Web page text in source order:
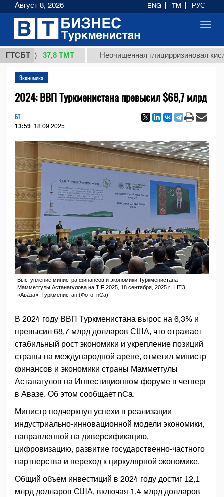
ГТСБТ
37,8 ТМТ Неочищенная глицирризиновая кислота
Экономика
2024: ВВП Туркменистана превысил $68,7 млрд
БТ
13:59 18.09.2025
Выступление министра финансов и экономики Туркменистана
Мамметгулы Астанагулова на TIF 2025, 18 сентября, 2025 г., НТЗ
«Аваза», Туркменистан (Фото: nCa)
В 2024 году ВВП Туркменистана вырос на 6,3% и
превысил 68,7 млрд долларов США, что отражает
стабильный рост экономики и укрепление позиций
страны на международной арене, отметил министр
финансов и экономики страны Мамметгулы
Астанагулов на Инвестиционном форуме в четверг
в Авазе. Об этом сообщает nCa.
Министр подчеркнул успехи в реализации
индустриально-инновационной модели экономики,
направленной на диверсификацию,
цифровизацию, развитие государственно-частного
партнерства и переход к циркулярной экономике.
Общий объем инвестиций в 2024 году достиг 12,1
млрд долларов США, включая 1,4 млрд долларов
Август 8, 2026 ENG TM РУС